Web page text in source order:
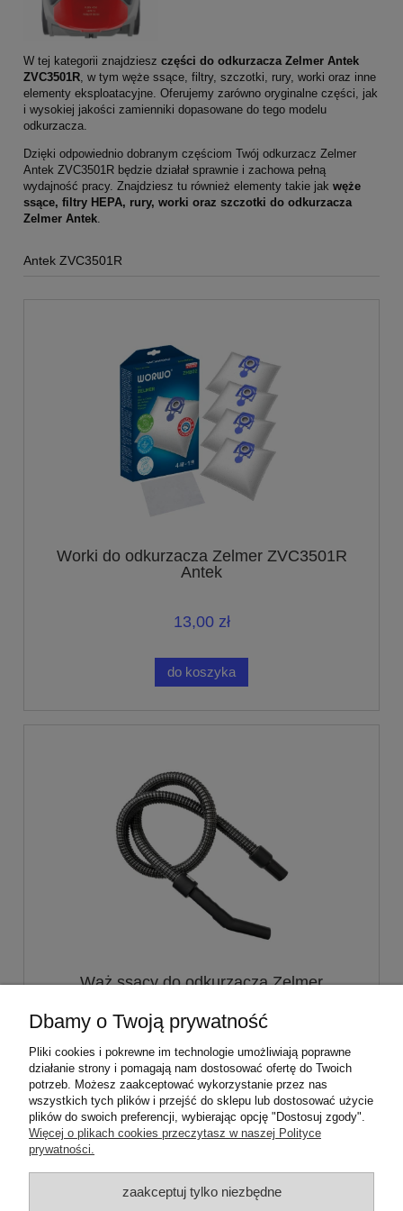
W tej kategorii znajdziesz części do odkurzacza Zelmer Antek
ZVC3501R, w tym węże ssące, filtry, szczotki, rury, worki oraz inne
elementy eksploatacyjne. Oferujemy zarówno oryginalne części, jak
i wysokiej jakości zamienniki dopasowane do tego modelu
odkurzacza.
Dzięki odpowiednio dobranym częściom Twój odkurzacz Zelmer
Antek ZVC3501R będzie działał sprawnie i zachowa pełną
wydajność pracy. Znajdziesz tu również elementy takie jak węże
ssące, filtry HEPA, rury, worki oraz szczotki do odkurzacza
Zelmer Antek.
Antek ZVC3501R
Worki do odkurzacza Zelmer ZVC3501R
Antek
13,00 zł
do koszyka
Wąż ssący do odkurzacza Zelmer
67,99 zł
do koszyka
ZAMÓWIENIA
Dbamy o Twoją prywatność
Pliki cookies i pokrewne im technologie umożliwiają poprawne
działanie strony i pomagają nam dostosować ofertę do Twoich
potrzeb. Możesz zaakceptować wykorzystanie przez nas
wszystkich tych plików i przejść do sklepu lub dostosować użycie
plików do swoich preferencji, wybierając opcję "Dostosuj zgody".
Więcej o plikach cookies przeczytasz w naszej Polityce
prywatności.
zaakceptuj tylko niezbędne